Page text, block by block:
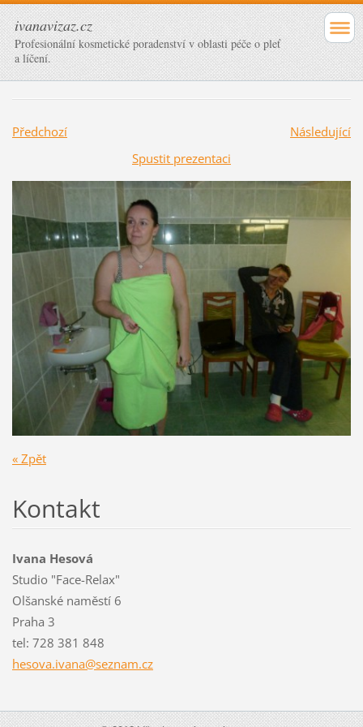
ivanavizaz.cz
Profesionální kosmetické poradenství v oblasti péče o pleť
a líčení.
Předchozí
Následující
Spustit prezentaci
« Zpět
Kontakt
Ivana Hesová
Studio "Face-Relax"
Olšanské naměstí 6
Praha 3
tel: 728 381 848
hesova.ivana@seznam.cz